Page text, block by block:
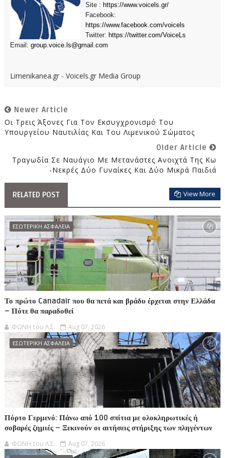
Site : https://www.voicels.gr/
Facebook:
https://www.facebook.com/voicels
Twitter: https://twitter.com/VoiceLs
Email: group.voice.ls@gmail.com
Limenikanea.gr - Voicels.gr Media Group
Newer Article
Οι Τρεις Άξονες Για Τον Εκσυγχρονισμό Του
Υπουργείου Ναυτιλίας Και Του Λιμενικού Σώματος
Older Article
Τραγωδία Σε Ναυάγιο Με Μετανάστες Ανοιχτά Της Κω
-Νεκρές Δύο Γυναίκες Και Δύο Μικρά Παιδιά
RELATED POST View More
ΕΣΩΤΕΡΙΚΗ ΑΣΦΑΛΕΙΑ
Το πρώτο Canadair που θα πετά και βράδυ έρχεται στην Ελλάδα
– Πότε θα παραδοθεί
ΦΩΝΗ του Λ.Σ. Aug 07, 2026
ΕΣΩΤΕΡΙΚΗ ΑΣΦΑΛΕΙΑ
Πόρτο Γερμενό: Πάνω από 100 σπίτια με ολοκληρωτικές ή
σοβαρές ζημιές – Ξεκινούν οι αιτήσεις στήριξης των πληγέντων
ΦΩΝΗ του Λ.Σ. Aug 07, 2026